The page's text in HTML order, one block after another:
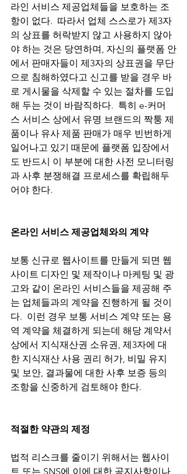
라인 서비스 제공업체들을 보호하는 조
항이 없다.  따라서 업체 스스로가 제3자
의 상표를 허락받지 않고 사용하지 않아
야 하는 것은 당연하며, 자신의 플랫폼 안
에서 판매자들이 제3자의 상표권을 무단
으로 침해하였다고 신고를 받을 경우 바
로 게시물을 삭제할 수 있는 절차를 도입
해 두는 것이 바람직하다.  특히 e-커머
스 서비스 상에서 유명 브랜드의 짝퉁 제
품이나 유사 제품 판매가 매우 빈번하게
일어나고 있기 때문에 플랫폼 입장에서
도 반드시 이 부분에 대한 사전 모니터링
과 사후 분쟁해결 프로세스를 확립해두
어야 한다.
온라인 서비스 제공업체와의 계약
보통 신규로 웹사이트를 만들게 되면 웹
사이트 디자인 및 제작이나 마케팅 및 광
고와 같이 온라인 서비스들을 제공해 주
는 업체들과의 계약을 진행하게 될 것이
다.  이런 경우 보통 서비스 계약 또는 용
역 계약을 체결하게 되는데 해당 계약서
상에서 지식재산권 소유권, 제3자에 대
한 지식재산 사용 권리 허가, 비밀 유지
및 보안, 결과물에 대한 사후 보증 등의
조항을 신중하게 검토해야 한다.
적절한 약관의 제정
법적 리스크를 줄이기 위해서는 웹사이
트 또는 SNS에 이에 대한 공지사항이나